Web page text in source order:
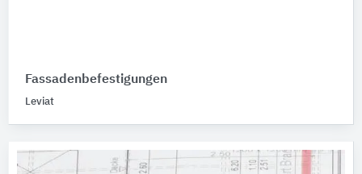
Fassadenbefestigungen
Leviat